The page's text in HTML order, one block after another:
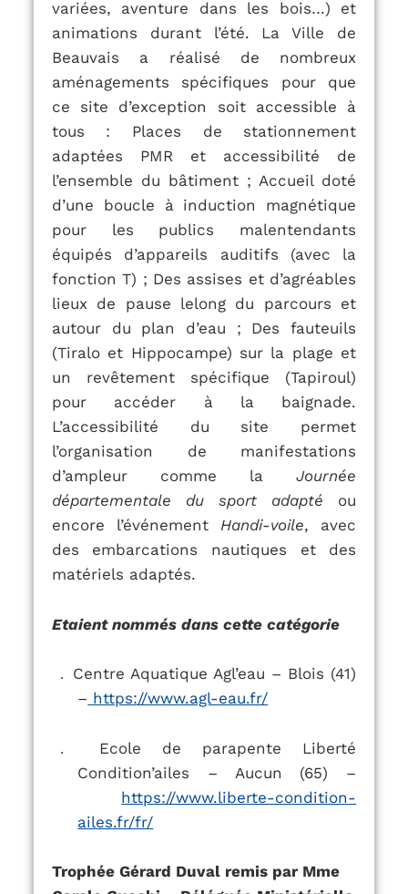
variées, aventure dans les bois…) et
animations durant l’été. La Ville de
Beauvais a réalisé de nombreux
aménagements spécifiques pour que
ce site d’exception soit accessible à
tous : Places de stationnement
adaptées PMR et accessibilité de
l’ensemble du bâtiment ;Accueil doté
d’une boucle à induction magnétique
pour les publics malentendants
équipés d’appareils auditifs (avec la
fonction T) ; Des assises et d’agréables
lieux de pause lelong du parcours et
autour du plan d’eau ; Des fauteuils
(Tiralo et Hippocampe) sur la plage et
un revêtement spécifique (Tapiroul)
pour accéder à la baignade.
L’accessibilité du site permet
l’organisation de manifestations
d’ampleur comme laJournée
départementale du sport adapté ou
encore l’événement Handi-voile, avec
des embarcations nautiques et des
matériels adaptés.
Etaient nommés dans cette catégorie
. Centre Aquatique Agl’eau – Blois (41)
– https://www.agl-eau.fr/
.
Ecole de parapente Liberté
Condition’ailes – Aucun (65) –
https://www.liberte-condition-
ailes.fr/fr/
Trophée Gérard Duval remis par Mme